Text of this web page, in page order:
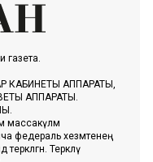
газета.
КАБИНЕТЫ АППАРАТЫ,
АППАРАТЫ.
массакүләм
федераль хезмәтенең
Теркәлү